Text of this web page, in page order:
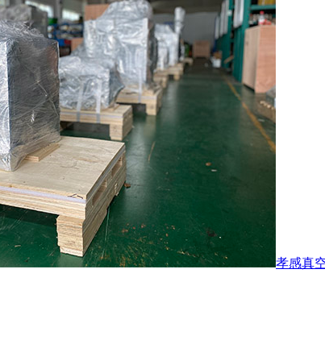
孝感真